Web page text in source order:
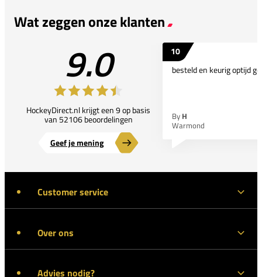
Wat zeggen onze klanten
9.0
HockeyDirect.nl krijgt een 9 op basis
van 52106 beoordelingen
Geef je mening
10
besteld en keurig optijd
By H
Warmond
Customer service
Over ons
Advies nodig?